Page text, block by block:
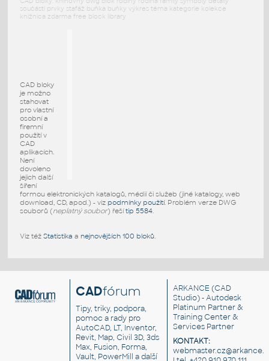
součásti prvky stafáž buňka buňky výkres téma kategorie kolekce
knižnica zdarma free block library
CAD bloky
je možno
stahovat
pro vlastní
osobní a
firemní
použití v
CAD
aplikacích.
Není
dovoleno
jejich další
šíření
formou elektronických katalogů, médií či služeb (jiné katalogy, web
download, CD, apod.) - viz podmínky použití. Problém verze DWG
souborů (neplatný soubor) řešítip 5584.
Viz též Statistika a nejnovějších 100 bloků.
CADfórum
Tipy, triky, podpora,
pomoc a rady pro
AutoCAD, LT, Inventor,
Revit, Map, Civil 3D, 3ds
Max, Fusion, Forma,
Vault, PowerMill a další
ARKANCE (CAD
Studio) - Autodesk
Platinum Partner &
Training Center &
Services Partner
KONTAKT: